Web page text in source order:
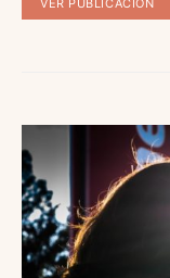
VER PUBLICACIÓN